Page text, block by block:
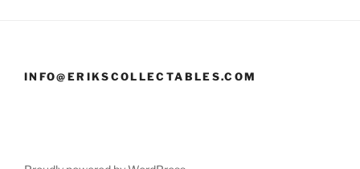
INFO@ERIKSCOLLECTABLES.COM